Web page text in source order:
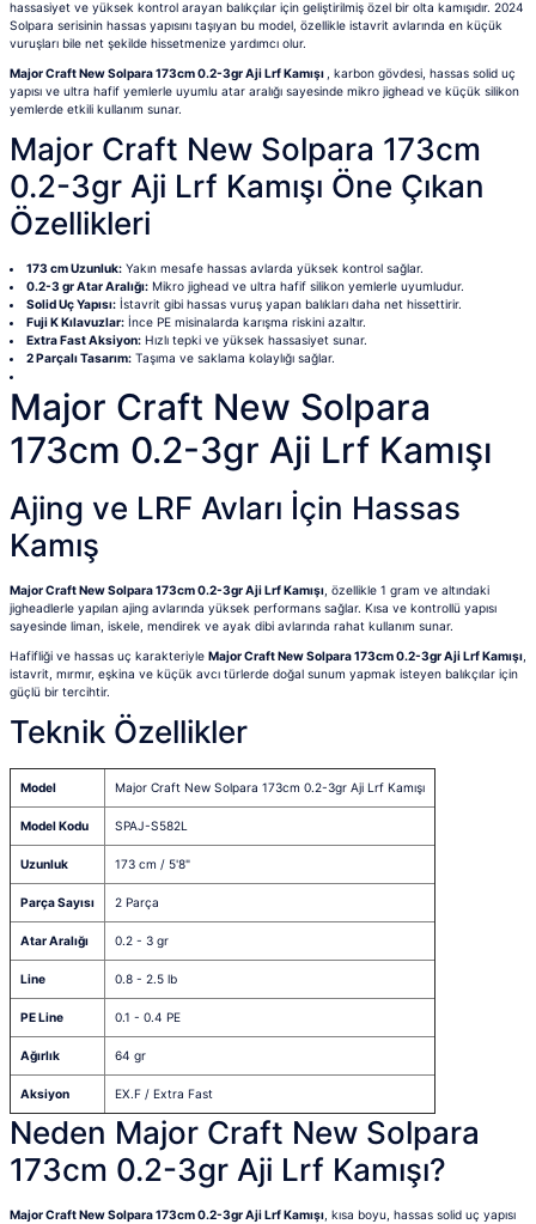
hassasiyet ve yüksek kontrol arayan balıkçılar için geliştirilmiş özel bir olta kamışıdır. 2024
Solpara serisinin hassas yapısını taşıyan bu model, özellikle istavrit avlarında en küçük
vuruşları bile net şekilde hissetmenize yardımcı olur.
Major Craft New Solpara 173cm 0.2-3gr Aji Lrf Kamışı
, karbon gövdesi, hassas solid uç
yapısı ve ultra hafif yemlerle uyumlu atar aralığı sayesinde mikro jighead ve küçük silikon
yemlerde etkili kullanım sunar.
Major Craft New Solpara 173cm
0.2-3gr Aji Lrf Kamışı Öne Çıkan
Özellikleri
173 cm Uzunluk: Yakın mesafe hassas avlarda yüksek kontrol sağlar.
0.2-3 gr Atar Aralığı: Mikro jighead ve ultra hafif silikon yemlerle uyumludur.
Solid Uç Yapısı: İstavrit gibi hassas vuruş yapan balıkları daha net hissettirir.
Fuji K Kılavuzlar: İnce PE misinalarda karışma riskini azaltır.
Extra Fast Aksiyon: Hızlı tepki ve yüksek hassasiyet sunar.
2 Parçalı Tasarım: Taşıma ve saklama kolaylığı sağlar.
Major Craft New Solpara
173cm 0.2-3gr Aji Lrf Kamışı
Ajing ve LRF Avları İçin Hassas
Kamış
Major Craft New Solpara 173cm 0.2-3gr Aji Lrf Kamışı , özellikle 1 gram ve altındaki
jigheadlerle yapılan ajing avlarında yüksek performans sağlar. Kısa ve kontrollü yapısı
sayesinde liman, iskele, mendirek ve ayak dibi avlarında rahat kullanım sunar.
Hafifliği ve hassas uç karakteriyle Major Craft New Solpara 173cm 0.2-3gr Aji Lrf Kamışı
istavrit, mırmır, eşkina ve küçük avcı türlerde doğal sunum yapmak isteyen balıkçılar için
güçlü bir tercihtir.
Teknik Özellikler
Model Major Craft New Solpara 173cm 0.2-3gr Aji Lrf Kamışı
Model Kodu SPAJ-S582L
Uzunluk 173 cm / 5'8"
Parça Sayısı 2 Parça
Atar Aralığı 0.2 - 3 gr
Line 0.8 - 2.5 lb
PE Line 0.1 - 0.4 PE
Ağırlık 64 gr
Aksiyon EX.F / Extra Fast
Neden Major Craft New Solpara
173cm 0.2-3gr Aji Lrf Kamışı?
Major Craft New Solpara 173cm 0.2-3gr Aji Lrf Kamışı , kısa boyu, hassas solid uç yapısı